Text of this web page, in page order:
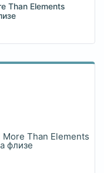
Than Elements